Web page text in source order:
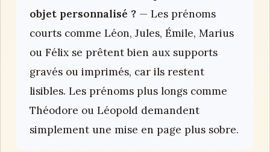
objet personnalisé ? — Les prénoms
courts comme Léon, Jules, Émile, Marius
ou Félix se prêtent bien aux supports
gravés ou imprimés, car ils restent
lisibles. Les prénoms plus longs comme
Théodore ou Léopold demandent
simplement une mise en page plus sobre.